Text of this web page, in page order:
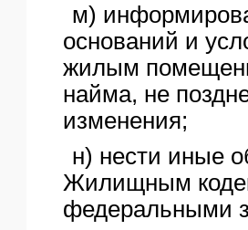
м)
оснований и
жилым
найма, не
изменения;
н) нести иные
Жилищным
федеральными